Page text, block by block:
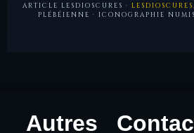
ARTICLE LESDIOSCURES ·
PLÉBÉIENNE · ICONOGRAPHIE
Autres